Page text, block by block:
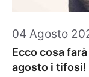
04 Agosto
Ecco cosa
agosto i tifosi!